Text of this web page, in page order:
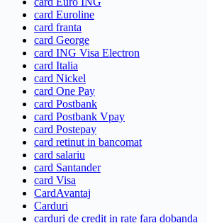
card Euroline
card franta
card George
card ING Visa Electron
card Italia
card Nickel
card One Pay
card Postbank
card Postbank Vpay
card Postepay
card retinut in bancomat
card salariu
card Santander
card Visa
CardAvantaj
Carduri
carduri de credit in rate fara dobanda